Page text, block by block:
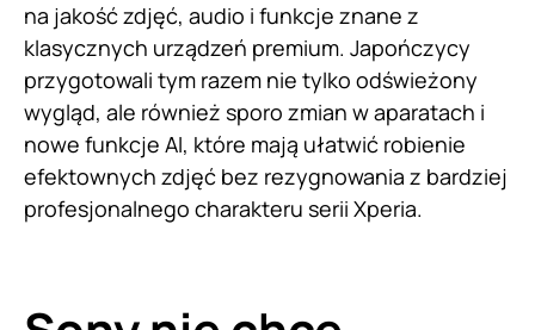
na jakość zdjęć, audio i funkcje znane z
klasycznych urządzeń premium. Japończycy
przygotowali tym razem nie tylko odświeżony
wygląd, ale również sporo zmian w aparatach i
nowe funkcje AI, które mają ułatwić robienie
efektownych zdjęć bez rezygnowania z bardziej
profesjonalnego charakteru serii Xperia.